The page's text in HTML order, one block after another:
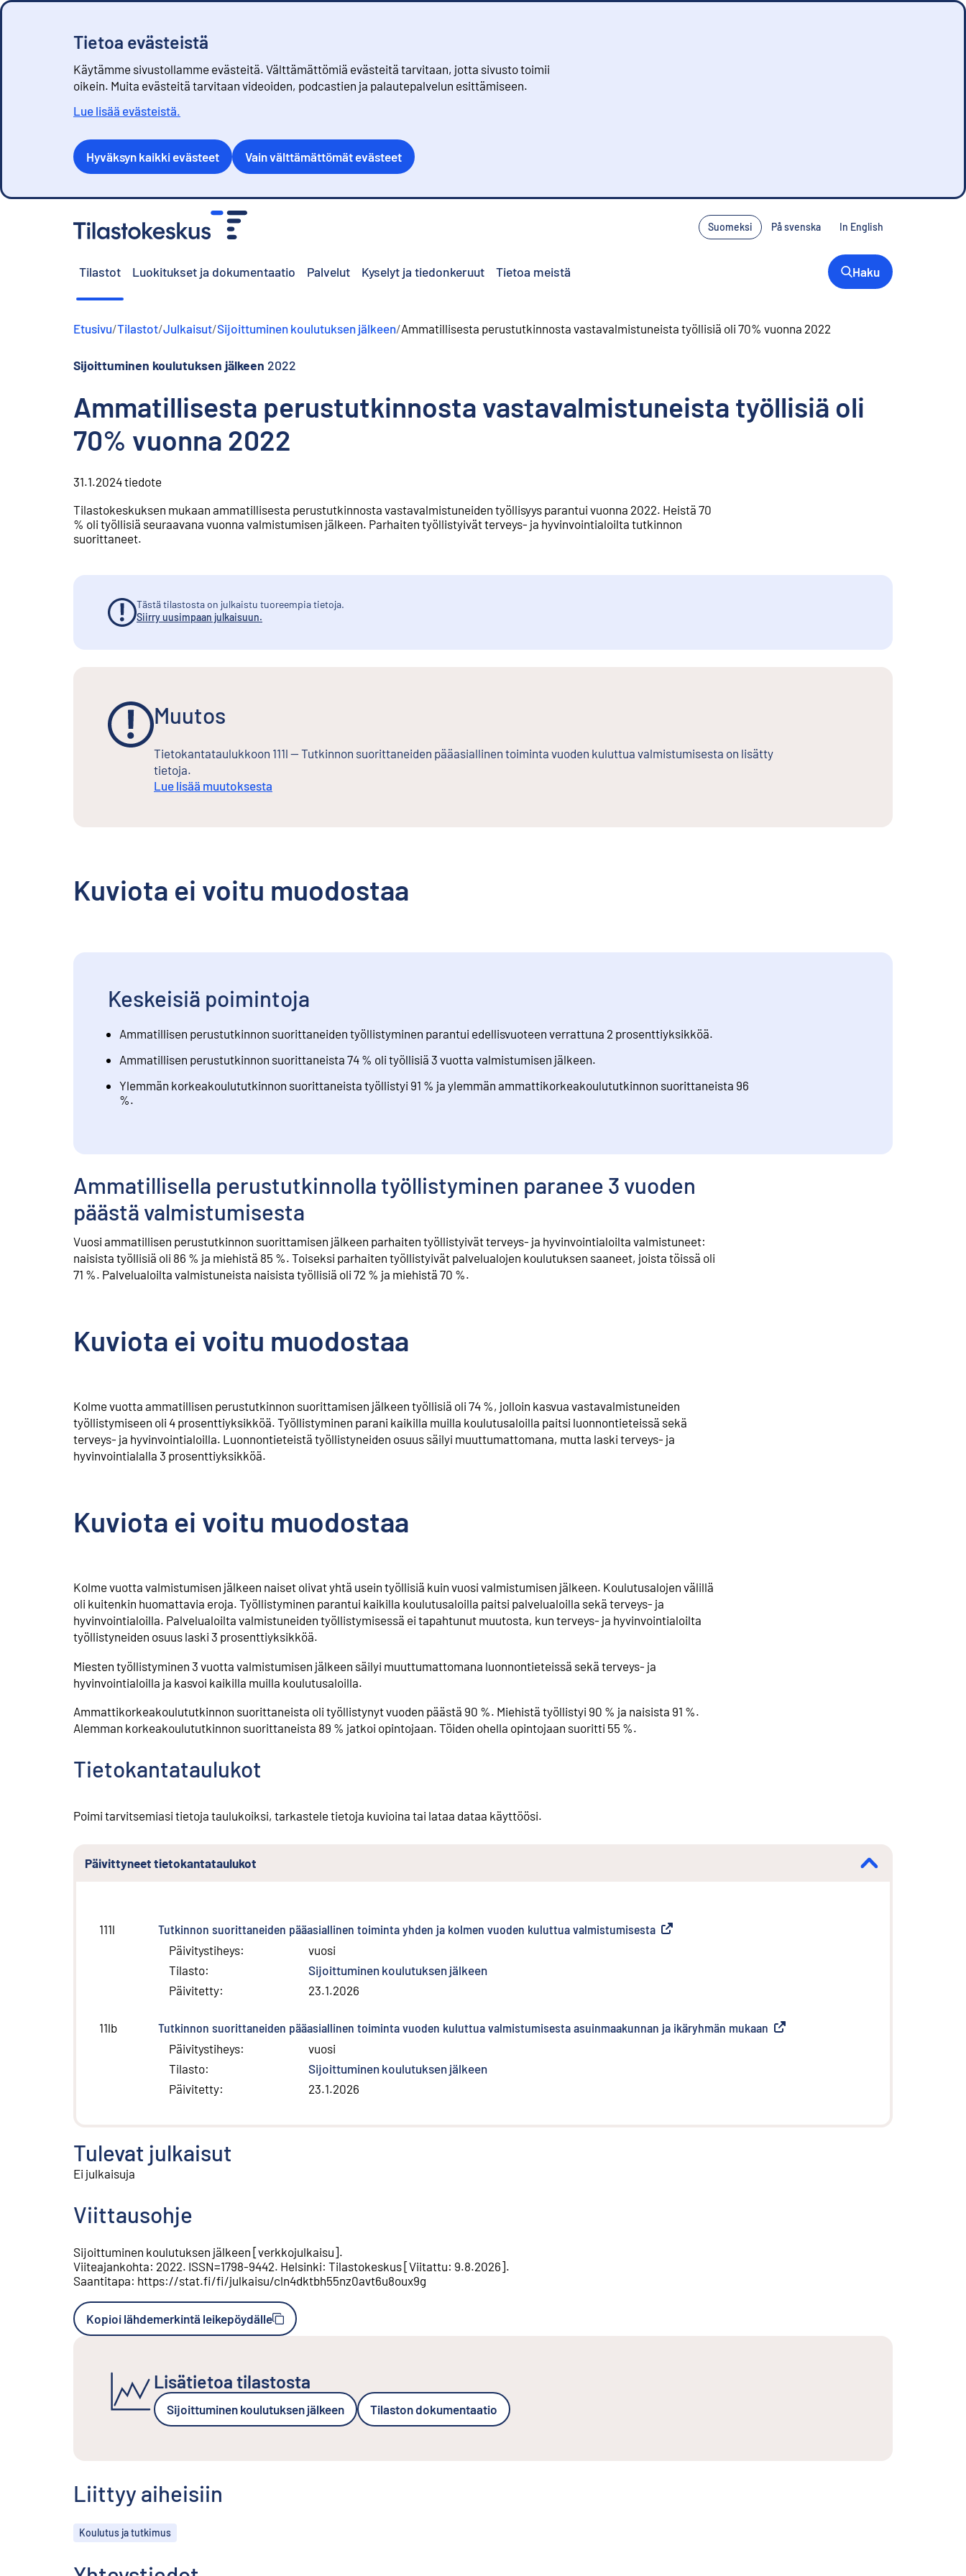
Tietoa evästeistä
Käytämme sivustollamme evästeitä. Välttämättömiä evästeitä tarvitaan, jotta sivusto toimii
oikein. Muita evästeitä tarvitaan videoiden, podcastien ja palautepalvelun esittämiseen.
Lue lisää evästeistä.
Hyväksyn kaikki evästeet Vain välttämättömät evästeet
Suomeksi På svenska In English
Tilastot Luokitukset ja dokumentaatio Palvelut Kyselyt ja tiedonkeruut Tietoa meistä Haku
Etusivu/Tilastot/Julkaisut/Sijoittuminen koulutuksen jälkeen/Ammatillisesta perustutkinnosta vastavalmistuneista työllisiä oli 70% vuonna 2022
Sijoittuminen koulutuksen jälkeen 2022
Ammatillisesta perustutkinnosta vastavalmistuneista työllisiä oli
70% vuonna 2022
31.1.2024tiedote
Tilastokeskuksen mukaan ammatillisesta perustutkinnosta vastavalmistuneiden työllisyys parantui vuonna 2022. Heistä 70
% oli työllisiä seuraavana vuonna valmistumisen jälkeen. Parhaiten työllistyivät terveys- ja hyvinvointialoilta tutkinnon
suorittaneet.
Tästä tilastosta on julkaistu tuoreempia tietoja.
Siirry uusimpaan julkaisuun.
Muutos
Tietokantataulukkoon 111l -- Tutkinnon suorittaneiden pääasiallinen toiminta vuoden kuluttua valmistumisesta on lisätty
tietoja.
Lue lisää muutoksesta
Kuviota ei voitu muodostaa
Keskeisiä poimintoja
Ammatillisen perustutkinnon suorittaneiden työllistyminen parantui edellisvuoteen verrattuna 2 prosenttiyksikköä.
Ammatillisen perustutkinnon suorittaneista 74 % oli työllisiä 3 vuotta valmistumisen jälkeen.
Ylemmän korkeakoulututkinnon suorittaneista työllistyi 91 % ja ylemmän ammattikorkeakoulututkinnon suorittaneista 96
%.
Ammatillisella perustutkinnolla työllistyminen paranee 3 vuoden
päästä valmistumisesta
Vuosi ammatillisen perustutkinnon suorittamisen jälkeen parhaiten työllistyivät terveys- ja hyvinvointialoilta valmistuneet:
naisista työllisiä oli 86 % ja miehistä 85 %. Toiseksi parhaiten työllistyivät palvelualojen koulutuksen saaneet, joista töissä oli
71 %. Palvelualoilta valmistuneista naisista työllisiä oli 72 % ja miehistä 70 %.
Kuviota ei voitu muodostaa
Kolme vuotta ammatillisen perustutkinnon suorittamisen jälkeen työllisiä oli 74 %, jolloin kasvua vastavalmistuneiden
työllistymiseen oli 4 prosenttiyksikköä. Työllistyminen parani kaikilla muilla koulutusaloilla paitsi luonnontieteissä sekä
terveys- ja hyvinvointialoilla. Luonnontieteistä työllistyneiden osuus säilyi muuttumattomana, mutta laski terveys- ja
hyvinvointialalla 3 prosenttiyksikköä.
Kuviota ei voitu muodostaa
Kolme vuotta valmistumisen jälkeen naiset olivat yhtä usein työllisiä kuin vuosi valmistumisen jälkeen. Koulutusalojen välillä
oli kuitenkin huomattavia eroja. Työllistyminen parantui kaikilla koulutusaloilla paitsi palvelualoilla sekä terveys- ja
hyvinvointialoilla. Palvelualoilta valmistuneiden työllistymisessä ei tapahtunut muutosta, kun terveys- ja hyvinvointialoilta
työllistyneiden osuus laski 3 prosenttiyksikköä.
Miesten työllistyminen 3 vuotta valmistumisen jälkeen säilyi muuttumattomana luonnontieteissä sekä terveys- ja
hyvinvointialoilla ja kasvoi kaikilla muilla koulutusaloilla.
Ammattikorkeakoulututkinnon suorittaneista oli työllistynyt vuoden päästä 90 %. Miehistä työllistyi 90 % ja naisista 91 %.
Alemman korkeakoulututkinnon suorittaneista 89 % jatkoi opintojaan. Töiden ohella opintojaan suoritti 55 %.
Tietokantataulukot
Poimi tarvitsemiasi tietoja taulukoiksi, tarkastele tietoja kuvioina tai lataa dataa käyttöösi.
Päivittyneet tietokantataulukot
111l Tutkinnon suorittaneiden pääasiallinen toiminta yhden ja kolmen vuoden kuluttua valmistumisesta Ulkoinen linkki
Päivitystiheys:
vuosi
Tilasto:
Sijoittuminen koulutuksen jälkeen
Päivitetty: 23.1.2026
11lb Tutkinnon suorittaneiden pääasiallinen toiminta vuoden kuluttua valmistumisesta asuinmaakunnan ja ikäryhmän mukaan Ulkoinen linkki
Päivitystiheys:
vuosi
Tilasto:
Sijoittuminen koulutuksen jälkeen
Päivitetty: 23.1.2026
Tulevat julkaisut
Ei julkaisuja
Viittausohje
Sijoittuminen koulutuksen jälkeen [verkkojulkaisu].
Viiteajankohta: 2022. ISSN=1798-9442. Helsinki: Tilastokeskus[Viitattu: 9.8.2026].
Saantitapa: https://stat.fi/fi/julkaisu/cln4dktbh55nz0avt6u8oux9g
Kopioi lähdemerkintä leikepöydälle
Lisätietoa tilastosta
Sijoittuminen koulutuksen jälkeen Tilaston dokumentaatio
Liittyy aiheisiin
Aiheet
Koulutus ja tutkimus